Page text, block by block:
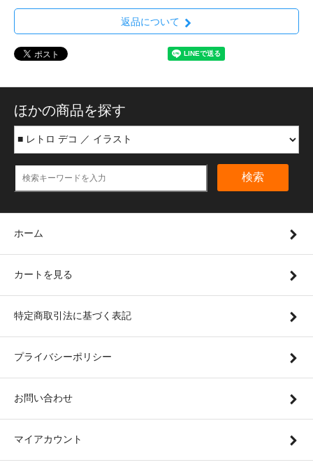
返品について
ほかの商品を探す
検索
ホーム
カートを見る
特定商取引法に基づく表記
プライバシーポリシー
お問い合わせ
マイアカウント